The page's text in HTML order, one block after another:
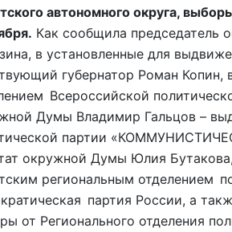
автономного округа,
Как сообщила председатель
в установленные для
губернатор Роман
Всероссийской
Думы Владимир Гальцов –
партии
окружной Думы Юлия
региональным отделением
партия России, а
от Регионального отделения